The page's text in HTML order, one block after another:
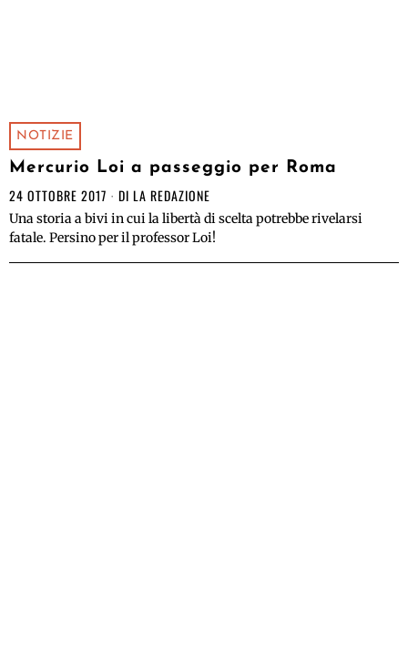
NOTIZIE
Mercurio Loi a passeggio per Roma
24 OTTOBRE 2017 DI LA REDAZIONE
Una storia a bivi in cui la libertà di scelta potrebbe rivelarsi
fatale. Persino per il professor Loi!